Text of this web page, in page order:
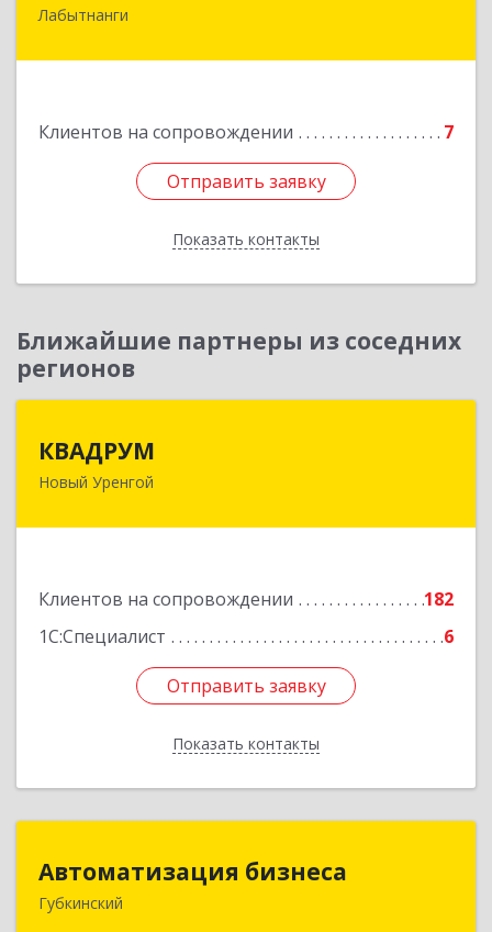
Лабытнанги
Клиентов на сопровождении 7
Отправить заявку
Показать контакты
629400, Ямало-Ненецкий АО, Лабытнанги г,
Отправить заявку
Назад
Ближайшие партнеры из соседних
регионов
КВАДРУМ
Новый Уренгой
Клиентов на сопровождении
182
1С:Специалист
6
Отправить заявку
Показать контакты
629309, Ямало-Ненецкий АО, Новый Уренгой г,
Отправить заявку
Назад
Автоматизация бизнеса
Губкинский
Автоматизация бизнеса
629830, Ямало-Ненецкий АО, Губкинский г,